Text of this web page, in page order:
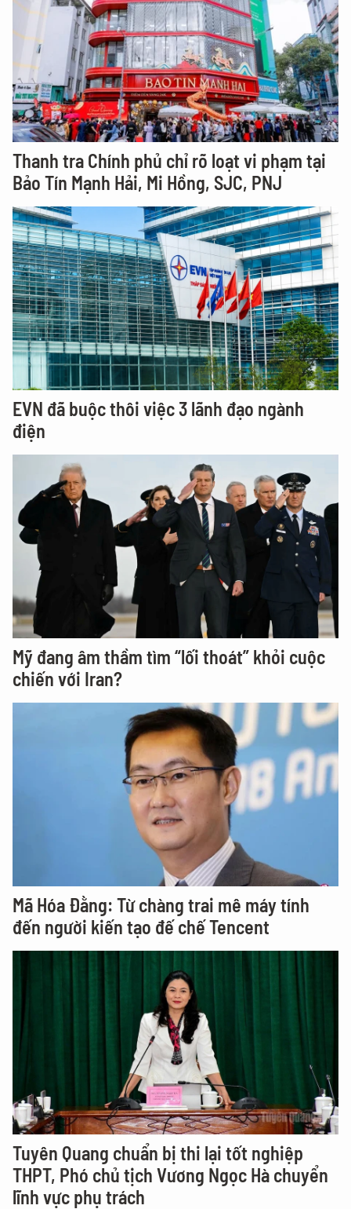
Thanh tra Chính phủ chỉ rõ loạt vi phạm tại
Bảo Tín Mạnh Hải, Mi Hồng, SJC, PNJ
EVN đã buộc thôi việc 3 lãnh đạo ngành
điện
Mỹ đang âm thầm tìm “lối thoát” khỏi cuộc
chiến với Iran?
Mã Hóa Đằng: Từ chàng trai mê máy tính
đến người kiến tạo đế chế Tencent
Tuyên Quang chuẩn bị thi lại tốt nghiệp
THPT, Phó chủ tịch Vương Ngọc Hà chuyển
lĩnh vực phụ trách